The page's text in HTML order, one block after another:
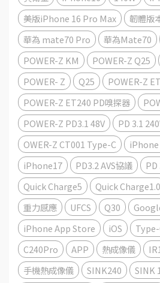
美版iPhone 16 Pro Max
韌體版
華為 mate70 Pro
華為Mate70
POWER-Z KM
POWER-Z Q25
POWER- Z
Q25
POWER-Z
POWER-Z ET240 PD嗅探器
POWER-Z PD3.1 48V
PD 3.1
OWER-Z CT001 Type-C
iPhone17
PD3.2 AVS協議
PD
Quick Charge5
Quick Charge1.0
重力感應
UFCS Q30
iPhone App Store
iOS
C240Pro
APP 熱成像儀
手機熱成像儀
SINK240 SINK